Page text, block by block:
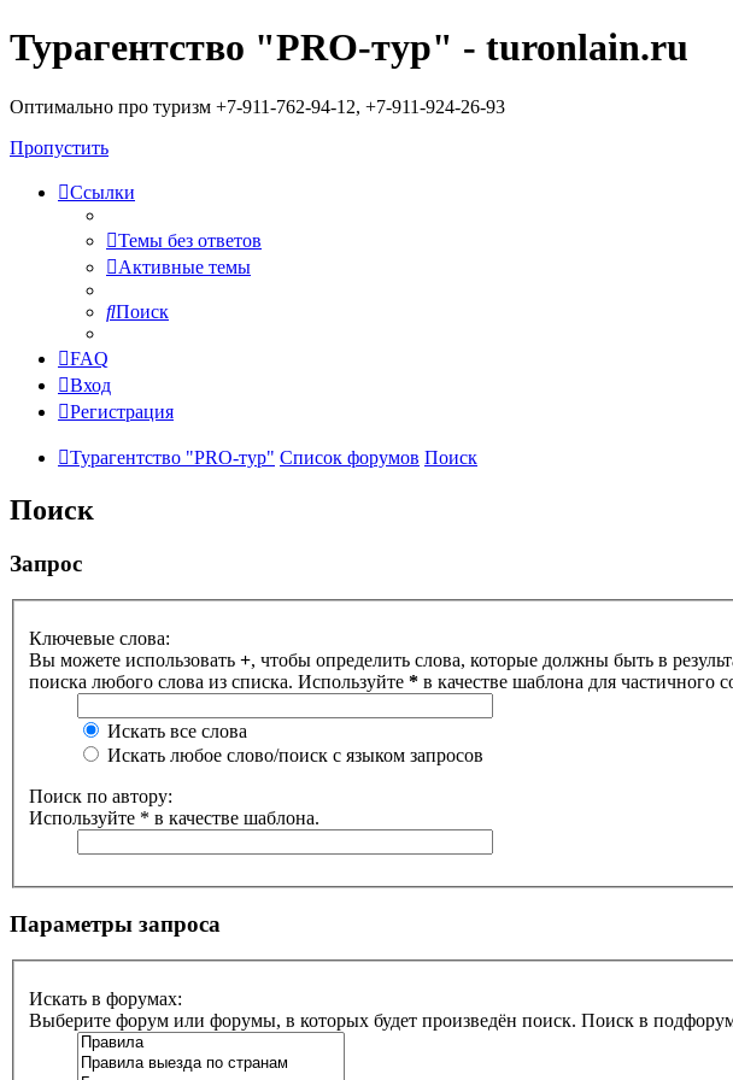
Турагентство "PRO-тур" - turonlain.ru
Оптимально про туризм +7-911-762-94-12, +7-911-924-26-93
Пропустить
Ссылки
Темы без ответов
Активные темы
Поиск
FAQ
Вход
Регистрация
Турагентство "PRO-тур" Список форумов Поиск
Поиск
Запрос
Ключевые слова:
Вы можете использовать +, чтобы определить слова, которые должны быть в
поиска любого слова из списка. Используйте * в качестве шаблона для частичного
Искать все слова
Искать любое слово/поиск с языком запросов
Поиск по автору:
Используйте * в качестве шаблона.
Параметры запроса
Искать в форумах:
Выберите форум или форумы, в которых будет произведён поиск. Поиск в